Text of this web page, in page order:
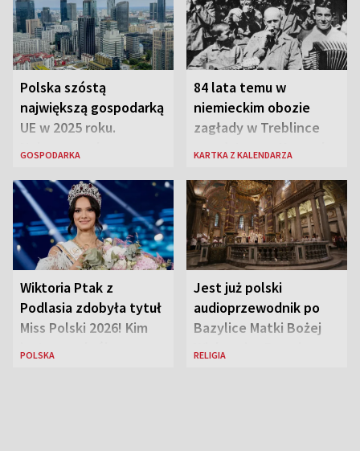
Polska szóstą
największą gospodarką
UE w 2025 roku.
Najnowsze dane
GOSPODARKA
84 lata temu w
niemieckim obozie
zagłady w Treblince
zmarł Janusz Korczak
KARTKA Z KALENDARZA
Wiktoria Ptak z
Podlasia zdobyła tytuł
Miss Polski 2026! Kim
jest nowa królowa
POLSKA
Jest już polski
audioprzewodnik po
Bazylice Matki Bożej
Większej w Rzymie
RELIGIA